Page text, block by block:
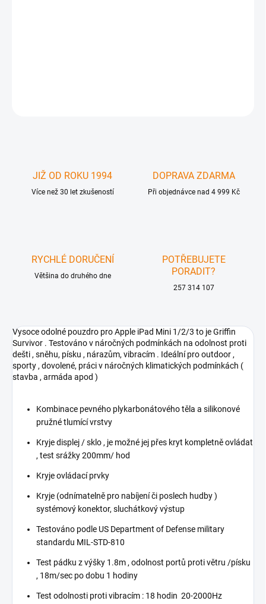
JIŽ OD ROKU 1994
Více než 30 let zkušeností
DOPRAVA ZDARMA
Při objednávce nad 4 999 Kč
RYCHLÉ DORUČENÍ
Většina do druhého dne
POTŘEBUJETE
PORADIT?
257 314 107
Vysoce odolné pouzdro pro Apple iPad Mini 1/2/3 to je Griffin
Survivor . Testováno v náročných podmínkách na odolnost proti
dešti , sněhu, písku , nárazům, vibracím . Ideální pro outdoor ,
sporty , dovolené, práci v náročných klimatických podmínkách (
stavba , armáda apod )
Kombinace pevného plykarbonátového těla a silikonové
pružné tlumící vrstvy
Kryje displej / sklo , je možné jej přes kryt kompletně ovládat
, test srážky 200mm/ hod
Kryje ovládací prvky
Kryje (odnímatelně pro nabíjení či poslech hudby )
systémový konektor, sluchátkový výstup
Testováno podle US Department of Defense military
standardu MIL-STD-810
Test pádku z výšky 1.8m , odolnost portů proti větru /písku
, 18m/sec po dobu 1 hodiny
Test odolnosti proti vibracím : 18 hodin 20-2000Hz